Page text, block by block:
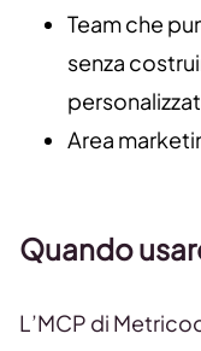
Team che
senza
Area
Quando
L’MCP di